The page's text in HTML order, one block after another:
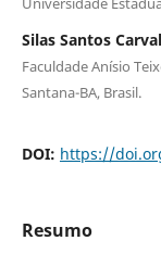
Silas Santos
Faculdade Anísio
Santana-BA, Brasil.
DOI: https://
Resumo